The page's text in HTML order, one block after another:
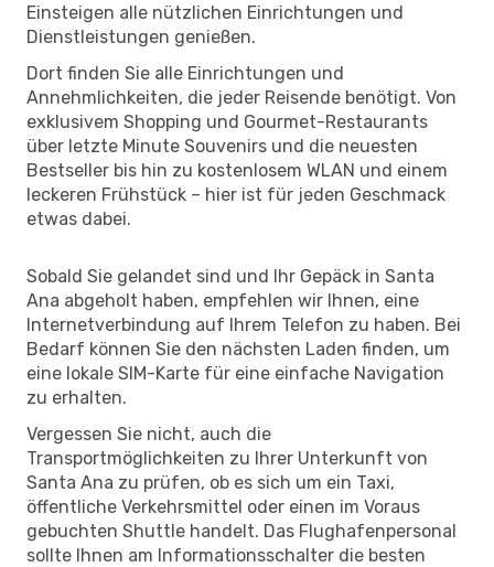
Einsteigen alle nützlichen Einrichtungen und
Dienstleistungen genießen.
Dort finden Sie alle Einrichtungen und
Annehmlichkeiten, die jeder Reisende benötigt. Von
exklusivem Shopping und Gourmet-Restaurants
über letzte Minute Souvenirs und die neuesten
Bestseller bis hin zu kostenlosem WLAN und einem
leckeren Frühstück – hier ist für jeden Geschmack
etwas dabei.
Sobald Sie gelandet sind und Ihr Gepäck in Santa
Ana abgeholt haben, empfehlen wir Ihnen, eine
Internetverbindung auf Ihrem Telefon zu haben. Bei
Bedarf können Sie den nächsten Laden finden, um
eine lokale SIM-Karte für eine einfache Navigation
zu erhalten.
Vergessen Sie nicht, auch die
Transportmöglichkeiten zu Ihrer Unterkunft von
Santa Ana zu prüfen, ob es sich um ein Taxi,
öffentliche Verkehrsmittel oder einen im Voraus
gebuchten Shuttle handelt. Das Flughafenpersonal
sollte Ihnen am Informationsschalter die besten